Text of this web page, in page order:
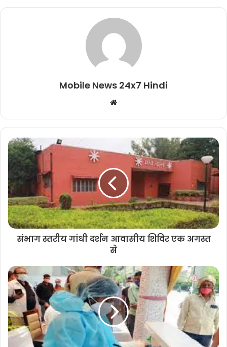
Mobile News 24x7 Hindi
Website
संभाग स्तरीय गांधी दर्शन आवासीय शिविर एक अगस्त
से